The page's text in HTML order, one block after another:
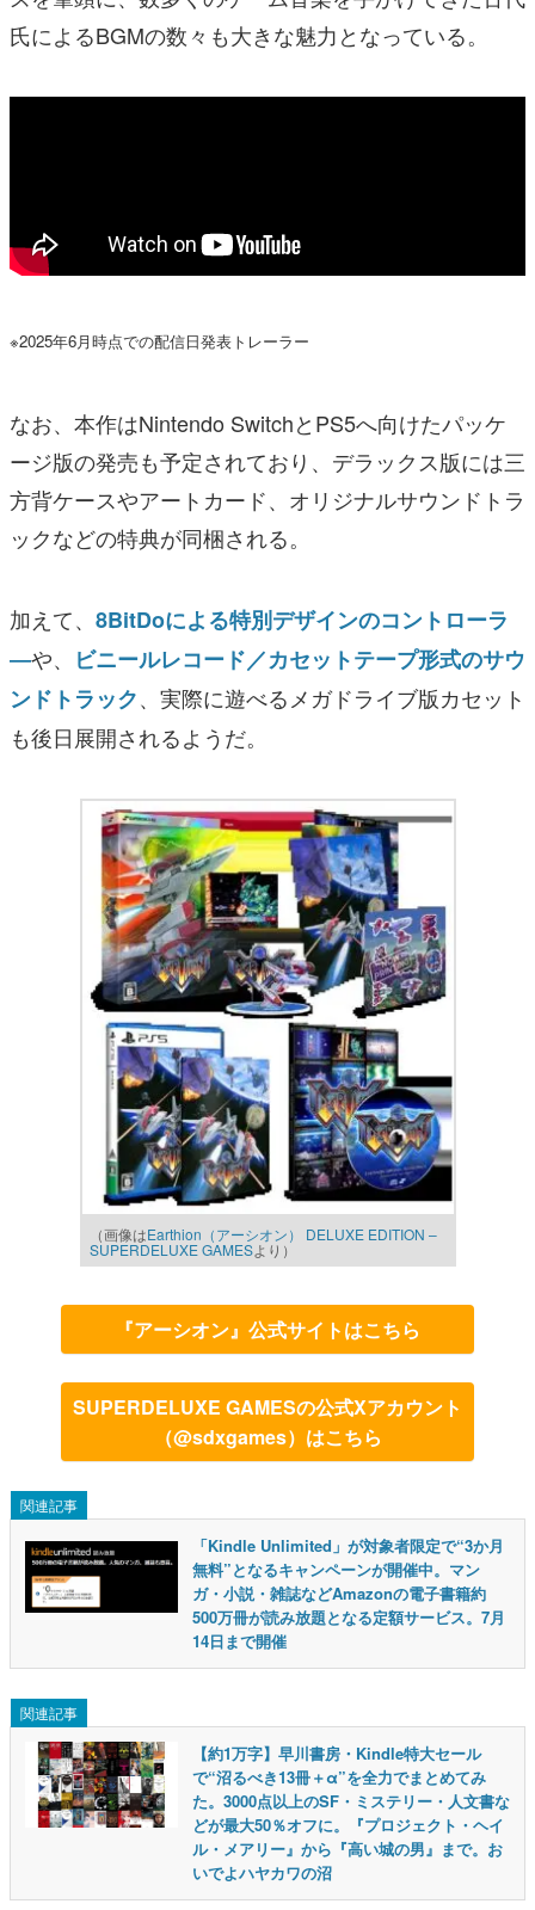
氏によるBGMの数々も大きな魅力となっている。
※2025年6月時点での配信日発表トレーラー
なお、本作はNintendo SwitchとPS5へ向けたパッケ
ージ版の発売も予定されており、デラックス版には三
方背ケースやアートカード、オリジナルサウンドトラ
ックなどの特典が同梱される。
加えて、 8BitDoによる特別デザインのコントローラ
―や、
ビニールレコード／カセットテープ形式のサウ
ンドトラック、実際に遊べるメガドライブ版カセット
も後日展開されるようだ。
（画像はEarthion（アーシオン） DELUXE EDITION –
SUPERDELUXE GAMESより）
『アーシオン』公式サイトはこちら
SUPERDELUXE GAMESの公式Xアカウント
（@sdxgames）はこちら
関連記事
「Kindle Unlimited」が対象者限定で“3か月
無料”となるキャンペーンが開催中。マン
ガ・小説・雑誌などAmazonの電子書籍約
500万冊が読み放題となる定額サービス。7月
14日まで開催
関連記事
【約1万字】早川書房・Kindle特大セール
で“沼るべき13冊＋α”を全力でまとめてみ
た。3000点以上のSF・ミステリー・人文書な
どが最大50％オフに。『プロジェクト・ヘイ
ル・メアリー』から『高い城の男』まで。お
いでよハヤカワの沼